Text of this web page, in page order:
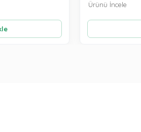
Ürünü İncele